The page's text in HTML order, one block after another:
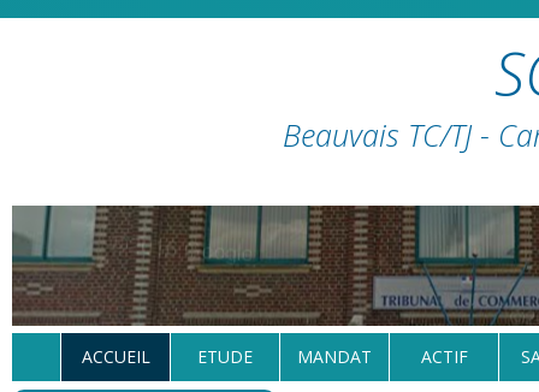
Beauvais TC/TJ -
ACCUEIL ETUDE MANDAT ACTIF